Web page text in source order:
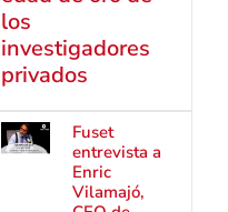
los
investigadores
privados
Fuset
entrevista a
Enric
Vilamajó,